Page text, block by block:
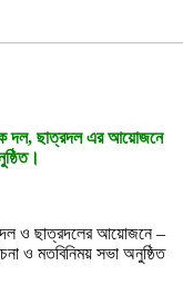
দল, ছাত্রদল এর আয়োজনে
ও ছাত্রদলের আয়োজনে –
ও মতবিনিময় সভা অনুষ্ঠিত